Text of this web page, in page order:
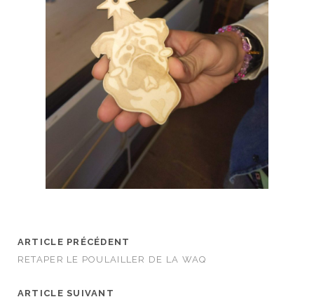
ARTICLE PRÉCÉDENT
RETAPER LE POULAILLER DE LA WAQ
ARTICLE SUIVANT